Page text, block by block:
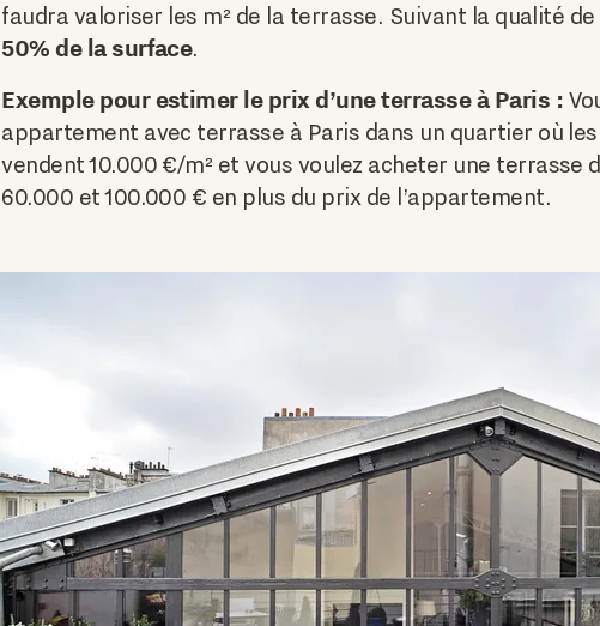
faudra valoriser les m² de la terrasse. Suivant la qualité
50% de la surface.
Exemple pour estimer le prix d’une terrasse à Paris :
appartement avec terrasse à Paris dans un quartier où
vendent 10.000 €/m² et vous voulez acheter une terrasse
60.000 et 100.000 € en plus du prix de l’appartement.